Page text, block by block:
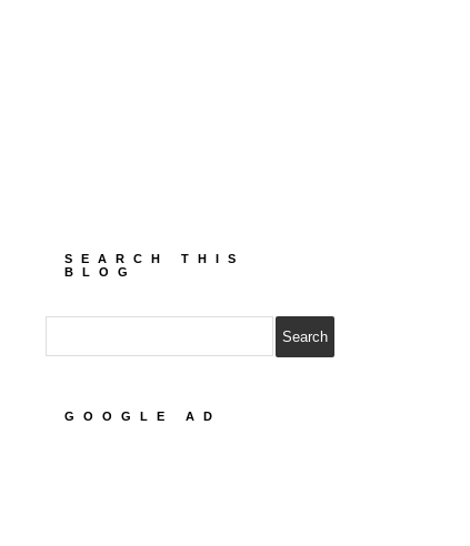
SEARCH THIS
BLOG
GOOGLE AD